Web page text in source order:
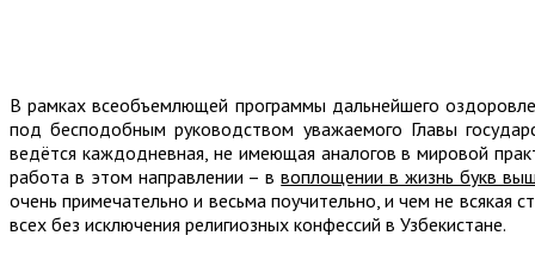
В рамках всеобъемлющей программы дальнейшего
под бесподобным руководством уважаемого Главы
ведётся каждодневная, не имеющая аналогов в мировой
работа в этом направлении – ввоплощении в жизнь букв
очень примечательно и весьма поучительно, и чем не всякая
всех без исключения религиозных конфессий в Узбекистане.